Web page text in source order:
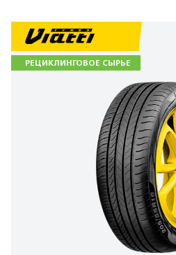
РЕЦИКЛИНГОВОЕ СЫРЬЕ